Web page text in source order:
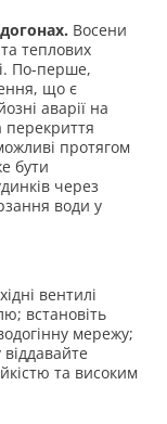
Восени
теплових
По-перше,
що є
аварії на
перекриття
протягом
бути
через
води у
вентилі
встановіть
мережу;
та високим